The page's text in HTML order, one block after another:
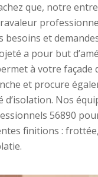
que, notre
besoins et
a pour but
à votre façade
et procure
d’isolation. Nos
56890
finitions :